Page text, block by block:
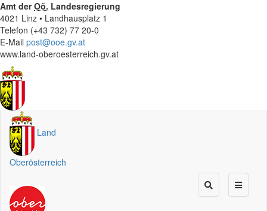
Amt derOö. Landesregierung
4021 Linz • Landhausplatz 1
Telefon (+43 732) 77 20-0
E-Mail post@ooe.gv.at
www.land-oberoesterreich.gv.at
Land
Oberösterreich